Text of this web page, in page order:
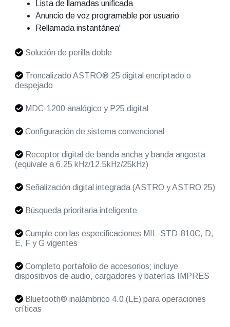
Lista de llamadas unificada
Anuncio de voz programable por usuario
Rellamada instantánea'
Solución de perilla doble
Troncalizado ASTRO® 25 digital encriptado o
despejado
MDC-1200 analógico y P25 digital
Configuración de sistema convencional
Receptor digital de banda ancha y banda angosta
(equivale a 6.25 kHz/12.5kHz/25kHz)
Señalización digital integrada (ASTRO y ASTRO 25)
Búsqueda prioritaria inteligente
Cumple con las especificaciones MIL-STD-810C, D,
E, F y G vigentes
Completo portafolio de accesorios; incluye
dispositivos de audio, cargadores y baterías IMPRES
Bluetooth® inalámbrico 4.0 (LE) para operaciones
críticas